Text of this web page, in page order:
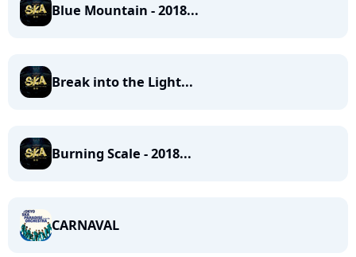
Blue Mountain - 2018...
Break into the Light...
Burning Scale - 2018...
CARNAVAL